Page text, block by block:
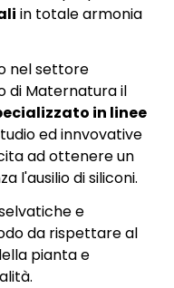
in totale armonia
nel settore
di Maternatura il
in linee
ed innvovative
ad ottenere un
l'ausilio di siliconi.
e
da rispettare al
pianta e